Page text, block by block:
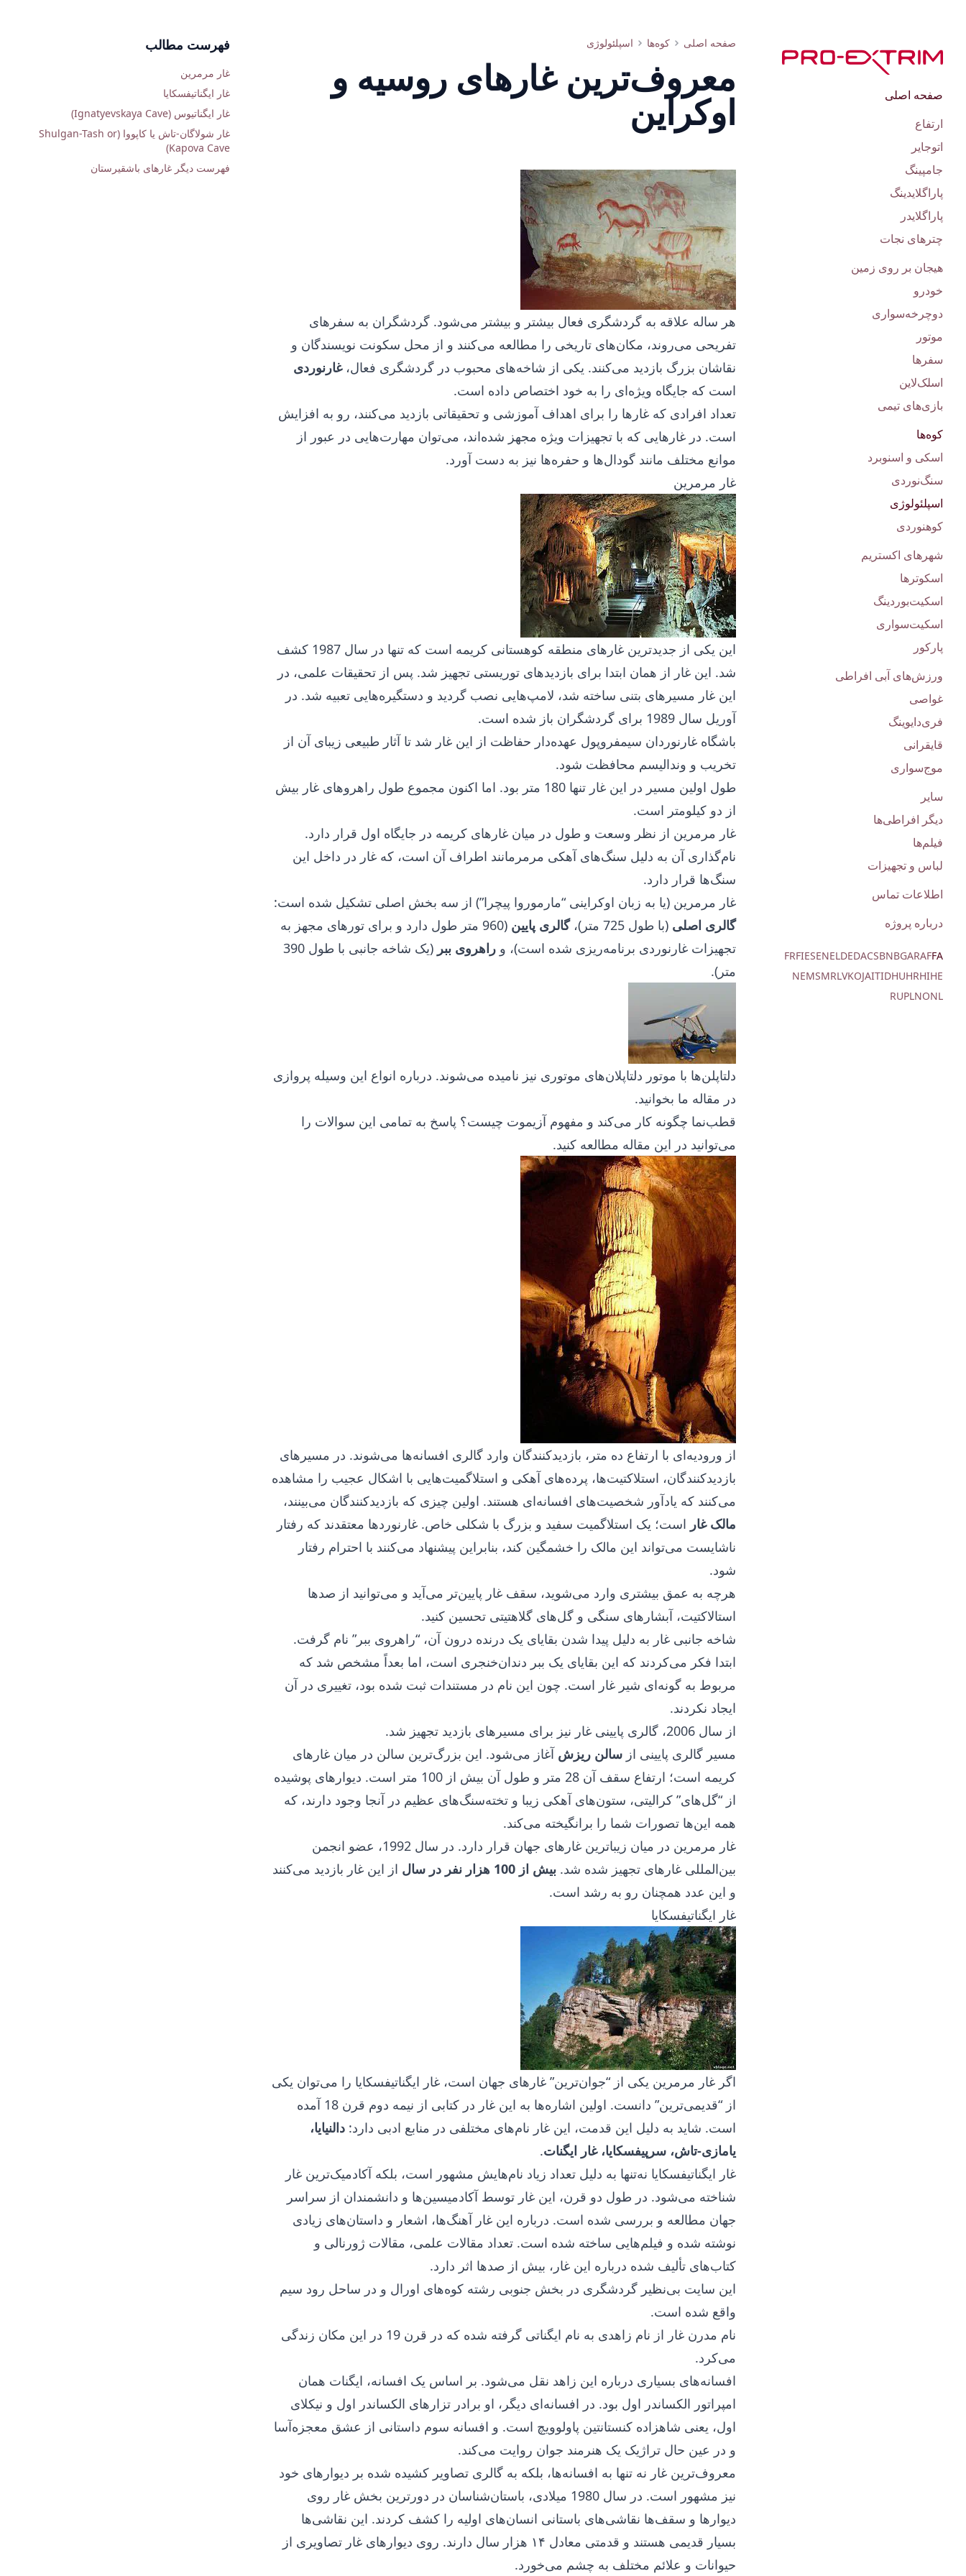
صفحه اصلی
ارتفاع
اتوجایر
جامپینگ
پاراگلایدینگ
پاراگلایدر
چترهای نجات
هیجان بر روی زمین
خودرو
دوچرخه‌سواری
موتور
سفرها
اسلک‌لاین
بازی‌های تیمی
کوه‌ها
اسکی و اسنوبرد
سنگ‌نوردی
اسپلئولوژی
کوهنوردی
شهرهای اکستریم
اسکوترها
اسکیت‌بوردینگ
اسکیت‌سواری
پارکور
ورزش‌های آبی افراطی
غواصی
فری‌دایوینگ
قایقرانی
موج‌سواری
سایر
دیگر افراطی‌ها
فیلم‌ها
لباس و تجهیزات
اطلاعات تماس
درباره پروژه
FA
AF
AR
BG
BN
CS
DA
DE
EL
EN
ES
FI
FR
HE
HI
HR
HU
ID
IT
JA
KO
LV
MR
MS
NE
NL
NO
PL
RU
صفحه اصلی کوه‌ها اسپلئولوژی توصیف غارها: غار مرمرین، ایگناتیفسکایا و غار کاپووا
معروف‌ترین غارهای روسیه و
اوکراین
هر ساله علاقه به گردشگری فعال بیشتر و بیشتر می‌شود. گردشگران به سفرهای
تفریحی می‌روند، مکان‌های تاریخی را مطالعه می‌کنند و از محل سکونت نویسندگان و
نقاشان بزرگ بازدید می‌کنند. یکی از شاخه‌های محبوب در گردشگری فعال،غارنوردی
است که جایگاه ویژه‌ای را به خود اختصاص داده است.
تعداد افرادی که غارها را برای اهداف آموزشی و تحقیقاتی بازدید می‌کنند، رو به افزایش
است. در غارهایی که با تجهیزات ویژه مجهز شده‌اند، می‌توان مهارت‌هایی در عبور از
موانع مختلف مانند گودال‌ها و حفره‌ها نیز به دست آورد.
غار مرمرین
این یکی از جدیدترین غارهای منطقه کوهستانی کریمه است که تنها در سال 1987 کشف
شد. این غار از همان ابتدا برای بازدیدهای توریستی تجهیز شد. پس از تحقیقات علمی، در
این غار مسیرهای بتنی ساخته شد، لامپ‌هایی نصب گردید و دستگیره‌هایی تعبیه شد. در
آوریل سال 1989 برای گردشگران باز شده است.
باشگاه غارنوردان سیمفروپول عهده‌دار حفاظت از این غار شد تا آثار طبیعی زیبای آن از
تخریب و وندالیسم محافظت شود.
طول اولین مسیر در این غار تنها 180 متر بود. اما اکنون مجموع طول راهروهای غار بیش
از دو کیلومتر است.
غار مرمرین از نظر وسعت و طول در میان غارهای کریمه در جایگاه اول قرار دارد.
نام‌گذاری آن به دلیل سنگ‌های آهکی مرمرمانند اطراف آن است، که غار در داخل این
سنگ‌ها قرار دارد.
غار مرمرین (یا به زبان اوکراینی “مارموروا پیچرا”) از سه بخش اصلی تشکیل شده است:
گالری اصلی (با طول 725 متر)، گالری پایین
(960 متر طول دارد و برای تورهای مجهز به
تجهیزات غارنوردی برنامه‌ریزی شده است)، و راهروی ببر
(یک شاخه جانبی با طول 390
متر).
دلتاپلن‌ها با موتور دلتاپلان‌های موتوری نیز نامیده می‌شوند. درباره انواع این وسیله پروازی
در مقاله ما بخوانید.
قطب‌نما چگونه کار می‌کند و مفهوم آزیموت چیست؟ پاسخ به تمامی این سوالات را
می‌توانید در این مقاله مطالعه کنید.
از ورودیه‌ای با ارتفاع ده متر، بازدیدکنندگان وارد گالری افسانه‌ها می‌شوند. در مسیرهای
بازدیدکنندگان، استلاکتیت‌ها، پرده‌های آهکی و استلاگمیت‌هایی با اشکال عجیب را مشاهده
می‌کنند که یادآور شخصیت‌های افسانه‌ای هستند. اولین چیزی که بازدیدکنندگان می‌بینند،
مالک غار است؛ یک استلاگمیت سفید و بزرگ با شکلی خاص. غارنوردها معتقدند که رفتار
ناشایست می‌تواند این مالک را خشمگین کند، بنابراین پیشنهاد می‌کنند با احترام رفتار
شود.
هرچه به عمق بیشتری وارد می‌شوید، سقف غار پایین‌تر می‌آید و می‌توانید از صدها
استالاکتیت، آبشارهای سنگی و گل‌های گلاهتیتی تحسین کنید.
شاخه جانبی غار به دلیل پیدا شدن بقایای یک درنده درون آن، “راهروی ببر” نام گرفت.
ابتدا فکر می‌کردند که این بقایای یک ببر دندان‌خنجری است، اما بعداً مشخص شد که
مربوط به گونه‌ای شیر غار است. چون این نام در مستندات ثبت شده بود، تغییری در آن
ایجاد نکردند.
از سال 2006، گالری پایینی غار نیز برای مسیرهای بازدید تجهیز شد.
مسیر گالری پایینی از سالن ریزش آغاز می‌شود. این بزرگ‌ترین سالن در میان غارهای
کریمه است؛ ارتفاع سقف آن 28 متر و طول آن بیش از 100 متر است. دیوارهای پوشیده
از “گل‌های” کرالیتی، ستون‌های آهکی زیبا و تخته‌سنگ‌های عظیم در آنجا وجود دارند، که
همه این‌ها تصورات شما را برانگیخته می‌کند.
غار مرمرین در میان زیباترین غارهای جهان قرار دارد. در سال 1992، عضو انجمن
بین‌المللی غارهای تجهیز شده شد. بیش از 100 هزار نفر در سال
از این غار بازدید می‌کنند
و این عدد همچنان رو به رشد است.
غار ایگناتیفسکایا
اگر غار مرمرین یکی از “جوان‌ترین” غارهای جهان است، غار ایگناتیفسکایا را می‌توان یکی
از “قدیمی‌ترین” دانست. اولین اشاره‌ها به این غار در کتابی از نیمه دوم قرن 18 آمده
است. شاید به دلیل این قدمت، این غار نام‌های مختلفی در منابع ادبی دارد: دالنیایا،
یامازی-تاش، سرپیفسکایا، غار ایگنات.
غار ایگناتیفسکایا نه‌تنها به دلیل تعداد زیاد نام‌هایش مشهور است، بلکه آکادمیک‌ترین غار
شناخته می‌شود. در طول دو قرن، این غار توسط آکادمیسین‌ها و دانشمندان از سراسر
جهان مطالعه و بررسی شده است. درباره این غار آهنگ‌ها، اشعار و داستان‌های زیادی
نوشته شده و فیلم‌هایی ساخته شده است. تعداد مقالات علمی، مقالات ژورنالی و
کتاب‌های تألیف شده درباره این غار، بیش از صدها اثر دارد.
این سایت بی‌نظیر گردشگری در بخش جنوبی رشته کوه‌های اورال و در ساحل رود سیم
واقع شده است.
نام مدرن غار از نام زاهدی به نام ایگناتی گرفته شده که در قرن 19 در این مکان زندگی
می‌کرد.
افسانه‌های بسیاری درباره این زاهد نقل می‌شود. بر اساس یک افسانه، ایگنات همان
امپراتور الکساندر اول بود. در افسانه‌ای دیگر، او برادر تزارهای الکساندر اول و نیکلای
اول، یعنی شاهزاده کنستانتین پاولوویچ است. و افسانه سوم داستانی از عشق معجزه‌آسا
و در عین حال تراژیک یک هنرمند جوان روایت می‌کند.
معروف‌ترین غار نه تنها به افسانه‌ها، بلکه به گالری تصاویر کشیده شده بر دیوارهای خود
نیز مشهور است. در سال 1980 میلادی، باستان‌شناسان در دورترین بخش غار روی
دیوارها و سقف‌ها نقاشی‌های باستانی انسان‌های اولیه را کشف کردند. این نقاشی‌ها
بسیار قدیمی هستند و قدمتی معادل ۱۴ هزار سال دارند. روی دیوار‌های غار تصاویری از
حیوانات و علائم مختلف به چشم می‌خورد.
فهرست مطالب
غار مرمرین
غار ایگناتیفسکایا
غار ایگناتیوس (Ignatyevskaya Cave)
غار شولاگان-تاش یا کاپووا (Shulgan-Tash or
Kapova Cave)
فهرست دیگر غارهای باشقیرستان